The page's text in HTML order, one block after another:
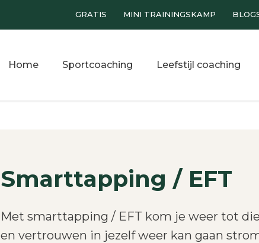
GRATIS MINI TRAININGSKAMP
Home Sportcoaching Leefstijl coaching
Smarttapping / EFT
Met smarttapping / EFT kom je weer tot
en vertrouwen in jezelf weer kan gaan